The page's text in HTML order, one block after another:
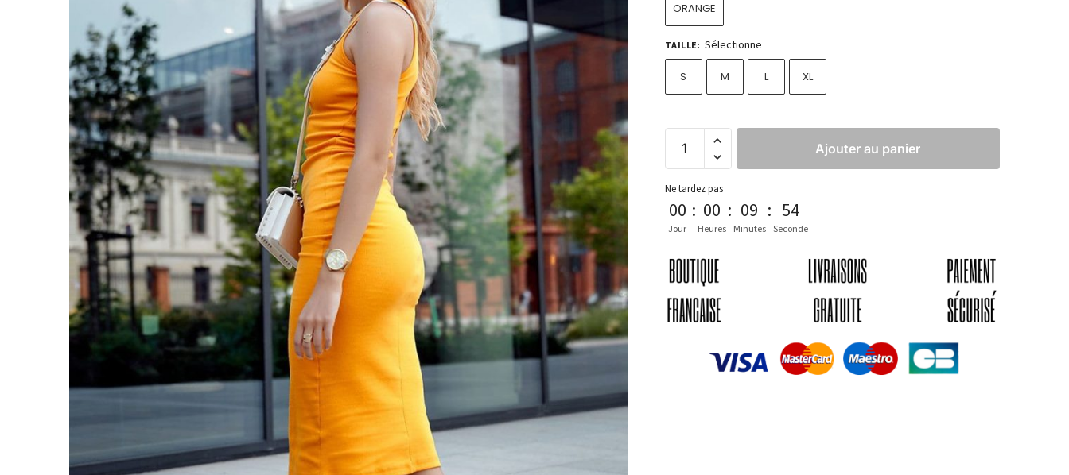
ORANGE
TAILLE: Sélectionne
S M L XL
Ajouter au panier
Ne tardez pas
00
Jour
: 00
Heures
: 09
Minutes
: 52
Seconde